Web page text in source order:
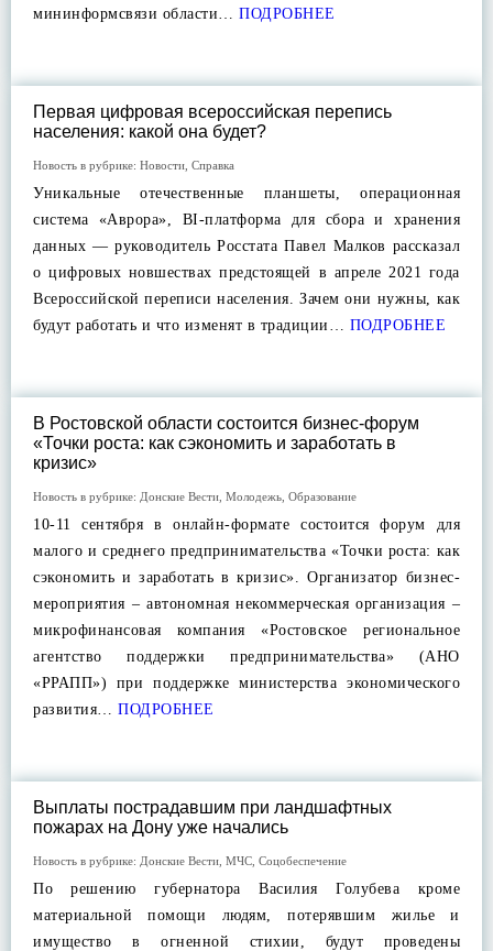
мининформсвязи области… ПОДРОБНЕЕ
Первая цифровая всероссийская перепись
населения: какой она будет?
Новость в рубрике: Новости Справка
Уникальные отечественные планшеты, операционная
система «Аврора», BI-платформа для сбора и хранения
данных — руководитель Росстата Павел Малков рассказал
о цифровых новшествах предстоящей в апреле 2021 года
Всероссийской переписи населения. Зачем они нужны, как
будут работать и что изменят в традиции… ПОДРОБНЕЕ
В Ростовской области состоится бизнес-форум
«Точки роста: как сэкономить и заработать в
кризис»
Новость в рубрике: Донские Вести Молодежь Образование
10-11 сентября в онлайн-формате состоится форум для
малого и среднего предпринимательства «Точки роста: как
сэкономить и заработать в кризис». Организатор бизнес-
мероприятия – автономная некоммерческая организация –
микрофинансовая компания «Ростовское региональное
агентство поддержки предпринимательства» (АНО
«РРАПП») при поддержке министерства экономического
развития… ПОДРОБНЕЕ
Выплаты пострадавшим при ландшафтных
пожарах на Дону уже начались
Новость в рубрике: Донские Вести МЧС Соцобеспечение
По решению губернатора Василия Голубева кроме
материальной помощи людям, потерявшим жилье и
имущество в огненной стихии, будут проведены